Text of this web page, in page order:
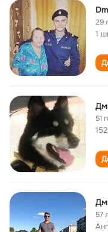
29
1
51
57